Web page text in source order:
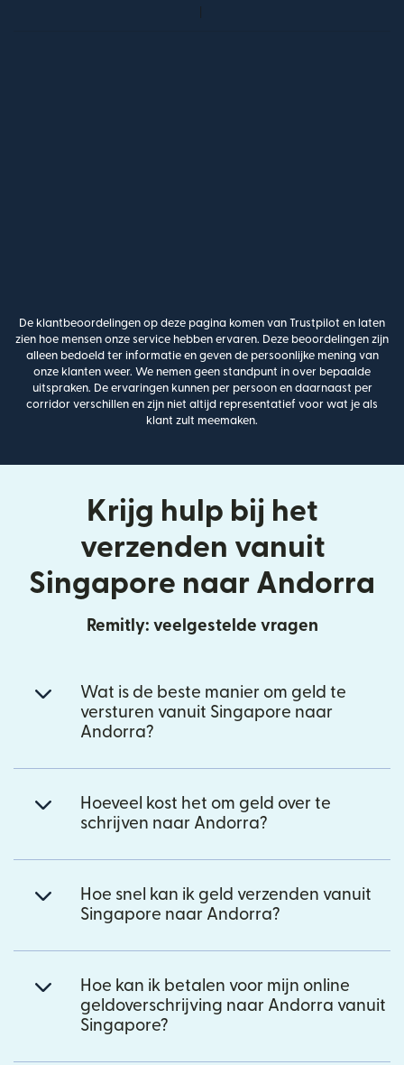
De klantbeoordelingen op deze pagina komen van Trustpilot en laten
zien hoe mensen onze service hebben ervaren. Deze beoordelingen zijn
alleen bedoeld ter informatie en geven de persoonlijke mening van
onze klanten weer. We nemen geen standpunt in over bepaalde
uitspraken. De ervaringen kunnen per persoon en daarnaast per
corridor verschillen en zijn niet altijd representatief voor wat je als
klant zult meemaken.
Krijg hulp bij het
verzenden vanuit
Singapore naar Andorra
Remitly: veelgestelde vragen
Wat is de beste manier om geld te
versturen vanuit Singapore naar
Andorra?
Hoeveel kost het om geld over te
schrijven naar Andorra?
Hoe snel kan ik geld verzenden vanuit
Singapore naar Andorra?
Hoe kan ik betalen voor mijn online
geldoverschrijving naar Andorra vanuit
Singapore?